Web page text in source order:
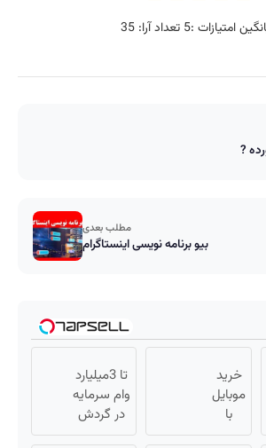
امتیازات :5 تعداد آرا:35
?
مطلب بعدی
بیو برنامه نویسی اینستاگرام
خرید
موبایل
با
اسنپ
تا 3میلیارد
وام سرمایه
در گردش
فروشندگان